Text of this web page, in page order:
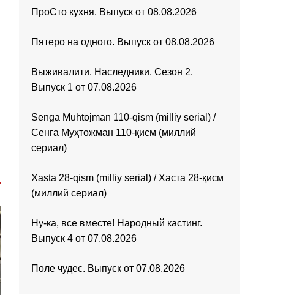
ПроСто кухня. Выпуск от 08.08.2026
Пятеро на одного. Выпуск от 08.08.2026
Выживалити. Наследники. Сезон 2.
Выпуск 1 от 07.08.2026
Senga Muhtojman 110-qism (milliy serial) /
Сенга Муҳтожман 110-қисм (миллий
сериал)
Xasta 28-qism (milliy serial) / Хаста 28-қисм
(миллий сериал)
Ну-ка, все вместе! Народный кастинг.
Выпуск 4 от 07.08.2026
Поле чудес. Выпуск от 07.08.2026